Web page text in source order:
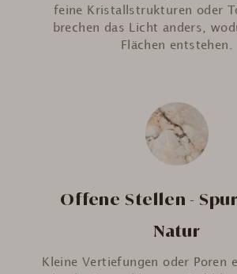
feine Kristallstrukturen oder
brechen das Licht anders,
Flächen entstehen.
Offene Stellen -
Natur
Kleine Vertiefungen oder Poren